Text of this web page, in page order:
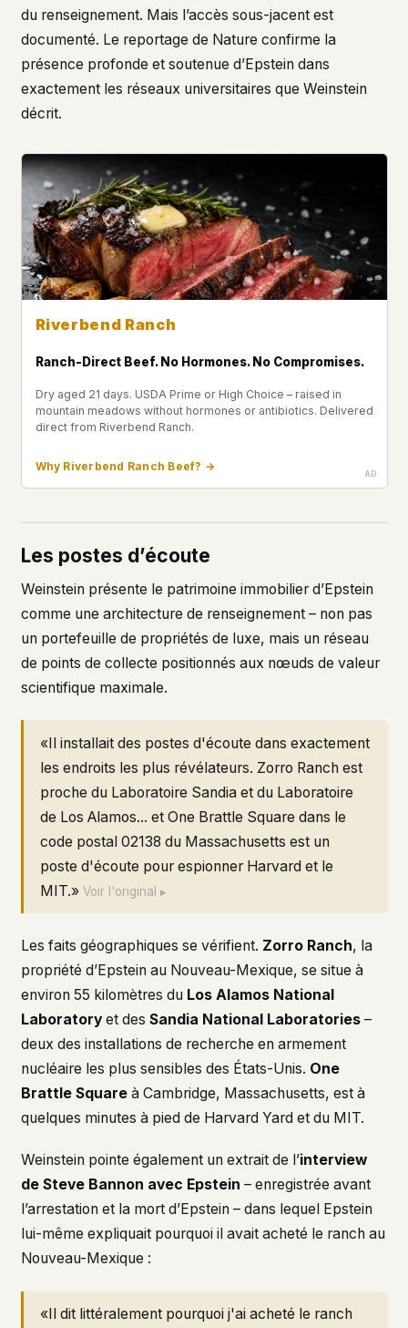
du renseignement. Mais l’accès sous-jacent est
documenté. Le reportage de Nature confirme la
présence profonde et soutenue d’Epstein dans
exactement les réseaux universitaires que Weinstein
décrit.
Riverbend Ranch
Ranch-Direct Beef. No Hormones. No Compromises.
Dry aged 21 days. USDA Prime or High Choice – raised in
mountain meadows without hormones or antibiotics. Delivered
direct from Riverbend Ranch.
Why Riverbend Ranch Beef? →
Les postes d’écoute
Weinstein présente le patrimoine immobilier d’Epstein
comme une architecture de renseignement – non pas
un portefeuille de propriétés de luxe, mais un réseau
de points de collecte positionnés aux nœuds de valeur
scientifique maximale.
«Il installait des postes d'écoute dans exactement
les endroits les plus révélateurs. Zorro Ranch est
proche du Laboratoire Sandia et du Laboratoire
de Los Alamos... et One Brattle Square dans le
code postal 02138 du Massachusetts est un
poste d'écoute pour espionner Harvard et le
MIT.»Voir l'original ▸
Les faits géographiques se vérifient. Zorro Ranch, la
propriété d’Epstein au Nouveau-Mexique, se situe à
environ 55 kilomètres du Los Alamos National
Laboratoryet des Sandia National Laboratories–
deux des installations de recherche en armement
nucléaire les plus sensibles des États-Unis. One
Brattle Squareà Cambridge, Massachusetts, est à
quelques minutes à pied de Harvard Yard et du MIT.
Weinstein pointe également un extrait de l’interview
de Steve Bannon avec Epstein – enregistrée avant
l’arrestation et la mort d’Epstein – dans lequel Epstein
lui-même expliquait pourquoi il avait acheté le ranch au
Nouveau-Mexique :
«Il dit littéralement pourquoi j'ai acheté le ranch